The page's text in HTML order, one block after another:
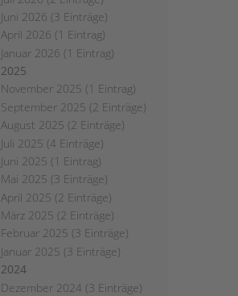
Juni 2026 (3 Einträge)
April 2026 (1 Eintrag)
Januar 2026 (1 Eintrag)
2025
November 2025 (1 Eintrag)
September 2025 (2 Einträge)
August 2025 (2 Einträge)
Juli 2025 (4 Einträge)
Juni 2025 (1 Eintrag)
Mai 2025 (3 Einträge)
April 2025 (2 Einträge)
März 2025 (2 Einträge)
Februar 2025 (3 Einträge)
Januar 2025 (3 Einträge)
2024
Dezember 2024 (3 Einträge)